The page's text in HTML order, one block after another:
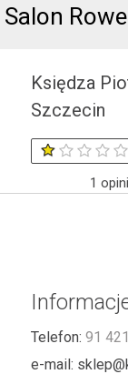
Salon
Księdza
Szczecin
1
Telefon: 91
e-mail: